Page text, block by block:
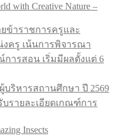
with Creative Nature –
ข้าราชการครูและ
ครู เน้นการพิจารณา
ารสอน เริ่มมีผลตั้งแต่ 6
บริหารสถานศึกษา ปี 2569
บรายละเอียดเกณฑ์การ
Insects